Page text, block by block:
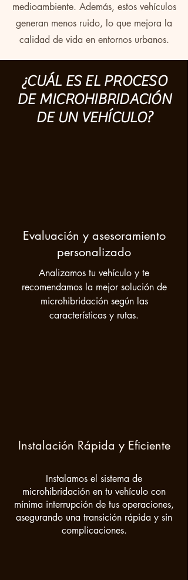
medioambiente. Además, estos vehículos
generan menos ruido, lo que mejora la
calidad de vida en entornos urbanos.
¿CUÁL ES EL PROCESO
DE MICROHIBRIDACIÓN
DE UN VEHÍCULO?
Evaluación y asesoramiento
personalizado
Analizamos tu vehículo y te
recomendamos la mejor solución de
microhibridación según las
características y rutas.
Instalación Rápida y Eficiente
Instalamos el sistema de
microhibridación en tu vehículo con
mínima interrupción de tus operaciones,
asegurando una transición rápida y sin
complicaciones.